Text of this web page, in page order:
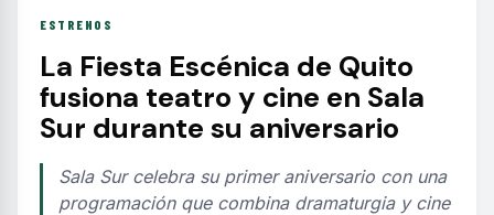
ESTRENOS
La Fiesta Escénica de Quito
fusiona teatro y cine en Sala
Sur durante su aniversario
Sala Sur celebra su primer aniversario con una
programación que combina dramaturgia y cine